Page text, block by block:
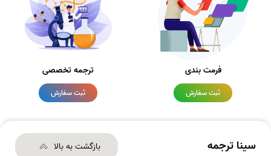
فرمت بندی
ثبت سفارش
ترجمه تخصصی
ثبت سفارش
سینا ترجمه بازگشت به بالا